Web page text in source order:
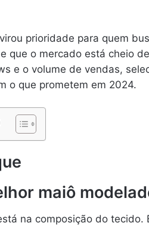
prioridade para quem
que o mercado está cheio
e o volume de vendas,
o que prometem em 2024.
maiô
na composição do tecido.